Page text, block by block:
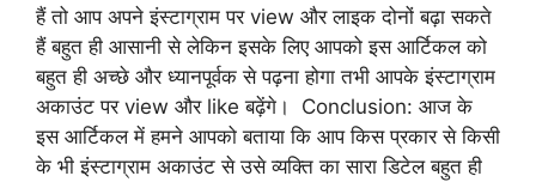
हैं तो आप अपने इंस्टाग्राम पर view और लाइक दोनों बढ़ा सकते
हैं बहुत ही आसानी से लेकिन इसके लिए आपको इस आर्टिकल को
बहुत ही अच्छे और ध्यानपूर्वक से पढ़ना होगा तभी आपके इंस्टाग्राम
अकाउंट पर view और like बढ़ेंगे। Conclusion: आज के
इस आर्टिकल में हमने आपको बताया कि आप किस प्रकार से किसी
के भी इंस्टाग्राम अकाउंट से उसे व्यक्ति का सारा डिटेल बहुत ही